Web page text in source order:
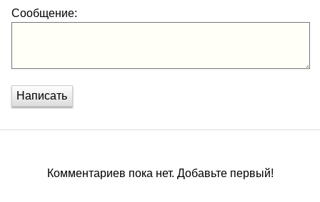
Сообщение:
Написать
Комментариев пока нет. Добавьте первый!